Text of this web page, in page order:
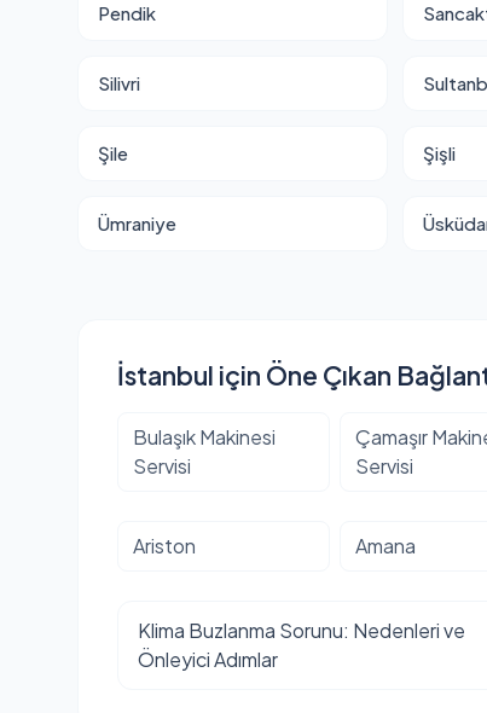
Pendik
Silivri
Şile Şişli
Ümraniye
İstanbul için Öne Çıkan
Bulaşık Makinesi
Servisi
Çamaşır
Servisi
Ariston Amana
Klima Buzlanma Sorunu: Nedenleri ve
Önleyici Adımlar